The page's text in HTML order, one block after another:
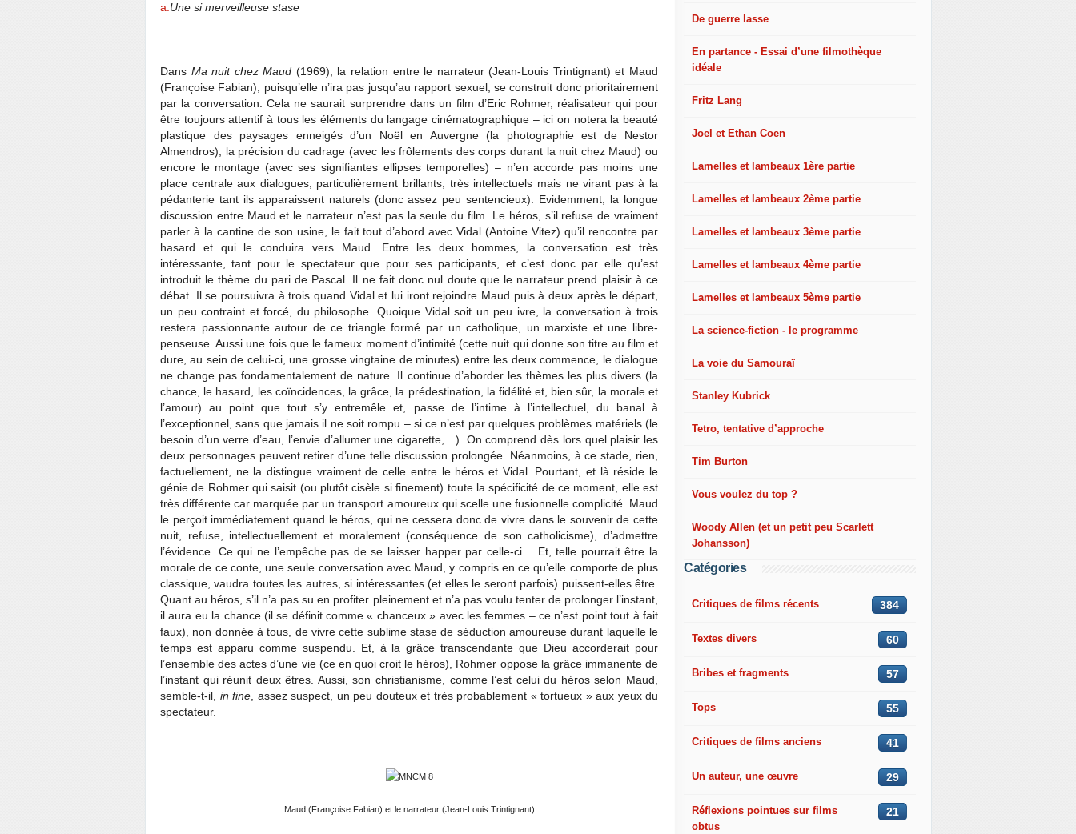
a. Une si merveilleuse stase
Dans Ma nuit chez Maud (1969), la relation entre le narrateur (Jean-Louis Trintignant) et Maud
(Françoise Fabian), puisqu’elle n’ira pas jusqu’au rapport sexuel, se construit donc prioritairement
par la conversation. Cela ne saurait surprendre dans un film d’Eric Rohmer, réalisateur qui pour
être toujours attentif à tous les éléments du langage cinématographique – ici on notera la beauté
plastique des paysages enneigés d’un Noël en Auvergne (la photographie est de Nestor
Almendros), la précision du cadrage (avec les frôlements des corps durant la nuit chez Maud) ou
encore le montage (avec ses signifiantes ellipses temporelles) – n’en accorde pas moins une
place centrale aux dialogues, particulièrement brillants, très intellectuels mais ne virant pas à la
pédanterie tant ils apparaissent naturels (donc assez peu sentencieux). Evidemment, la longue
discussion entre Maud et le narrateur n’est pas la seule du film. Le héros, s’il refuse de vraiment
parler à la cantine de son usine, le fait tout d’abord avec Vidal (Antoine Vitez) qu’il rencontre par
hasard et qui le conduira vers Maud. Entre les deux hommes, la conversation est très
intéressante, tant pour le spectateur que pour ses participants, et c’est donc par elle qu’est
introduit le thème du pari de Pascal. Il ne fait donc nul doute que le narrateur prend plaisir à ce
débat. Il se poursuivra à trois quand Vidal et lui iront rejoindre Maud puis à deux après le départ,
un peu contraint et forcé, du philosophe. Quoique Vidal soit un peu ivre, la conversation à trois
restera passionnante autour de ce triangle formé par un catholique, un marxiste et une libre-
penseuse. Aussi une fois que le fameux moment d’intimité (cette nuit qui donne son titre au film et
dure, au sein de celui-ci, une grosse vingtaine de minutes) entre les deux commence, le dialogue
ne change pas fondamentalement de nature. Il continue d’aborder les thèmes les plus divers (la
chance, le hasard, les coïncidences, la grâce, la prédestination, la fidélité et, bien sûr, la morale et
l’amour) au point que tout s’y entremêle et, passe de l’intime à l’intellectuel, du banal à
l’exceptionnel, sans que jamais il ne soit rompu – si ce n’est par quelques problèmes matériels (le
besoin d’un verre d’eau, l’envie d’allumer une cigarette,…). On comprend dès lors quel plaisir les
deux personnages peuvent retirer d’une telle discussion prolongée. Néanmoins, à ce stade, rien,
factuellement, ne la distingue vraiment de celle entre le héros et Vidal. Pourtant, et là réside le
génie de Rohmer qui saisit (ou plutôt cisèle si finement) toute la spécificité de ce moment, elle est
très différente car marquée par un transport amoureux qui scelle une fusionnelle complicité. Maud
le perçoit immédiatement quand le héros, qui ne cessera donc de vivre dans le souvenir de cette
nuit, refuse, intellectuellement et moralement (conséquence de son catholicisme), d’admettre
l’évidence. Ce qui ne l’empêche pas de se laisser happer par celle-ci… Et, telle pourrait être la
morale de ce conte, une seule conversation avec Maud, y compris en ce qu’elle comporte de plus
classique, vaudra toutes les autres, si intéressantes (et elles le seront parfois) puissent-elles être.
Quant au héros, s’il n’a pas su en profiter pleinement et n’a pas voulu tenter de prolonger l’instant,
il aura eu la chance (il se définit comme « chanceux » avec les femmes – ce n’est point tout à fait
faux), non donnée à tous, de vivre cette sublime stase de séduction amoureuse durant laquelle le
temps est apparu comme suspendu. Et, à la grâce transcendante que Dieu accorderait pour
l’ensemble des actes d’une vie (ce en quoi croit le héros), Rohmer oppose la grâce immanente de
l’instant qui réunit deux êtres. Aussi, son christianisme, comme l’est celui du héros selon Maud,
semble-t-il, in fine , assez suspect, un peu douteux et très probablement « tortueux » aux yeux du
spectateur.
Maud (Françoise Fabian) et le narrateur (Jean-Louis Trintignant)
De guerre lasse
En partance - Essai d’une filmothèque
idéale
Fritz Lang
Joel et Ethan Coen
Lamelles et lambeaux 1ère partie
Lamelles et lambeaux 2ème partie
Lamelles et lambeaux 3ème partie
Lamelles et lambeaux 4ème partie
Lamelles et lambeaux 5ème partie
La science-fiction - le programme
La voie du Samouraï
Stanley Kubrick
Tetro, tentative d’approche
Tim Burton
Vous voulez du top ?
Woody Allen (et un petit peu Scarlett
Johansson)
Catégories
384
Critiques de films récents
60
Textes divers
57
Bribes et fragments
55
Tops
41
Critiques de films anciens
29
Un auteur, une œuvre
21
Réflexions pointues sur films
obtus